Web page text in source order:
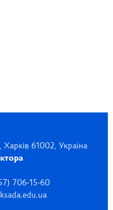
61002, Україна
706-15-60